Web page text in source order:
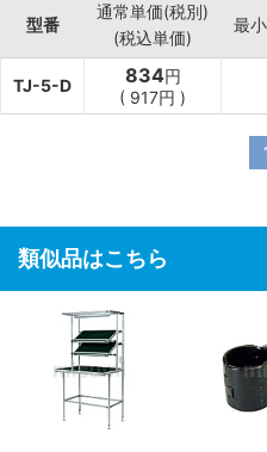
型番
通常単価(税別)
(税込単価)
最
TJ-5-D 834円
( 917円 )
類似品はこちら